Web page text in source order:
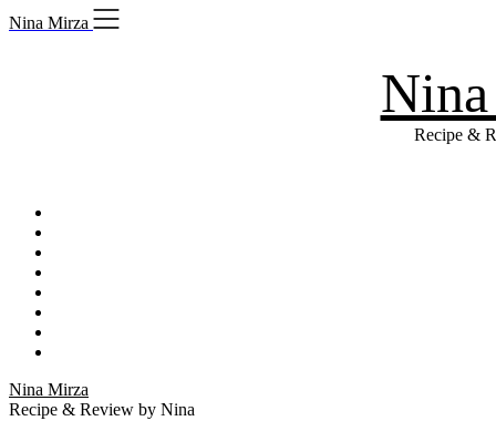
Skip
to
Nina Mirza
Recipe &
Nina Mirza
Recipe & Review by Nina